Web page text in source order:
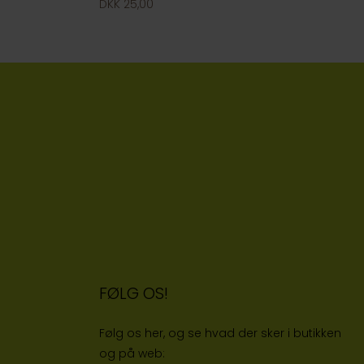
DKK 25,00
FØLG OS!
Følg os her, og se hvad der sker i butikken
og på web: